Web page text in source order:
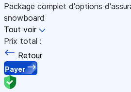
Package complet d'options
snowboard
Tout voir
Prix total :
Retour
Payer